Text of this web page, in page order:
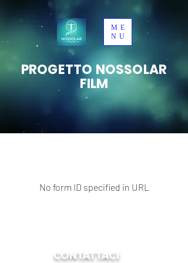
ME
NU
PROGETTO NOSSOLAR
FILM
No form ID specified in URL
CONTATTACI